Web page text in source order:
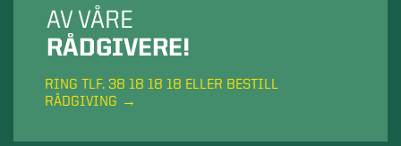
AV VÅRE
RÅDGIVERE!
RING TLF. 38 18 18 18 ELLER BESTILL
RÅDGIVING